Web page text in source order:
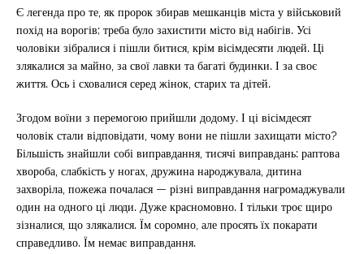
Є легенда про те, як пророк збирав мешканців міста у військовий
похід на ворогів; треба було захистити місто від набігів. Усі
чоловіки зібралися і пішли битися, крім вісімдесяти людей. Ці
злякалися за майно, за свої лавки та багаті будинки. І за своє
життя. Ось і сховалися серед жінок, старих та дітей.
Згодом воїни з перемогою прийшли додому. І ці вісімдесят
чоловік стали відповідати, чому вони не пішли захищати місто?
Більшість знайшли собі виправдання, тисячі виправдань: раптова
хвороба, слабкість у ногах, дружина народжувала, дитина
захворіла, пожежа почалася — різні виправдання нагромаджували
один на одного ці люди. Дуже красномовно. І тільки троє щиро
зізналися, що злякалися. Їм соромно, але просять їх покарати
справедливо. Їм немає виправдання.